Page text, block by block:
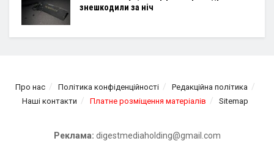
знешкодили за ніч
Про нас Політика конфіденційності
Редакційна політика
Наші контакти
Платне розміщення матеріалів Sitemap
Реклама: digestmediaholding@gmail.com